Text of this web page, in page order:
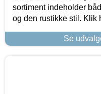
sortiment indeholder
og den rustikke stil. Klik
Se